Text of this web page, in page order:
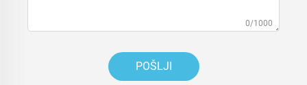
0/1000
POŠLJI